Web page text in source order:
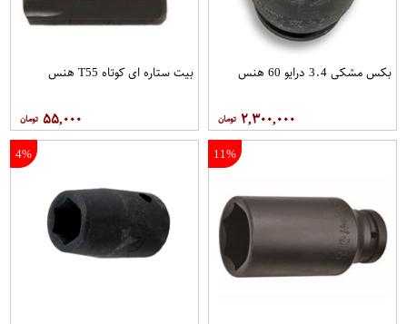
بکس مشکی 3.4 درایو 60 هنس
۲,۳۰۰,۰۰۰
بیت ستاره ای کوتاه T55 هنس
۵۵,۰۰۰
11%
4%